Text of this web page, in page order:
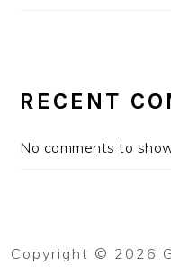
RECENT
No comments to
Copyright © 2026